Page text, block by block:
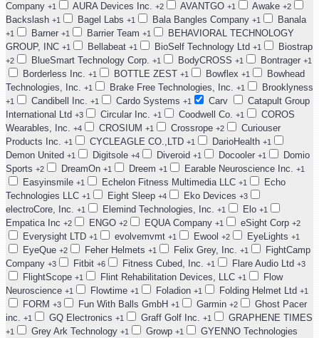
Company +1 AURA Devices Inc. +2 AVANTGO +1 Awake +2
Backslash +1 Bagel Labs +1 Bala Bangles Company +1 Banala
+1 Barner +1 Barrier Team +1
BEHAVIORAL TECHNOLOGY
GROUP, INC +1 Bellabeat +1 BioSelf Technology Ltd +1 Biostrap
+2 BlueSmart Technology Corp. +1 BodyCROSS +1 Bontrager +1
Borderless Inc. +1 BOTTLE ZEST +1 Bowflex +1
Bowhead
Technologies, Inc. +1 Brake Free Technologies, Inc. +1 Brooklyness
+1 Candibell Inc. +1 Cardo Systems +1 Carv
Catapult Group
International Ltd +3 Circular Inc. +1 Coodwell Co. +1
COROS
Wearables, Inc. +4 CROSIUM +1 Crossrope +2
Curiouser
Products Inc. +1 CYCLEAGLE CO.,LTD +1 DarioHealth +1
Demon United +1 Digitsole +4 Diveroid +1 Docooler +1
Domio
Sports +2 DreamOn +1 Dreem +1 Earable Neuroscience Inc. +1
Easyinsmile +1 Echelon Fitness Multimedia LLC +1
Echo
Technologies LLC +1 Eight Sleep +4 Eko Devices +3
electroCore, Inc. +1 Elemind Technologies, Inc. +1 Elo +1
Empatica Inc +2 ENGO +2 EQUA Company +1 eSight Corp +2
Everysight LTD +1 evolvemvmt +1 Ewool +2 EyeLights +1
EyeQue +2 Feher Helmets +1 Felix Grey, Inc. +1
FightCamp
Company +3 Fitbit +6 Fitness Cubed, Inc. +1 Flare Audio Ltd +3
FlightScope +1 Flint Rehabilitation Devices, LLC +1
Flow
Neuroscience +1 Flowtime +1 Foladion +1 Folding Helmet Ltd +1
FORM +3 Fun With Balls GmbH +1 Garmin +2
Ghost Pacer
inc. +1 GQ Electronics +1 Graff Golf Inc. +1 GRAPHENE TIMES
+1 Grey Ark Technology +1 Growp +1
GYENNO Technologies